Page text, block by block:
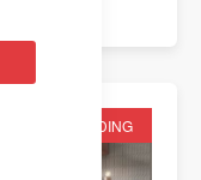
AANBIEDING